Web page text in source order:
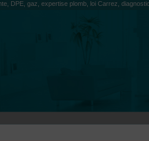
DPE, gaz, expertise plomb, loi Carrez,